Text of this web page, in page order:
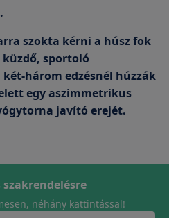
szokta kérni a húsz fok
sportoló
három edzésnél húzzák
egy aszimmetrikus
javító erejét.
néhány kattintással!